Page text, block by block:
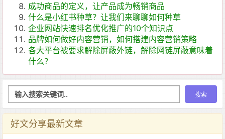
成功商品的定义，让产品成为畅销商品
什么是小红书种草？让我们来聊聊如何种草
企业网站快速排名优化推广的10个知识点
品牌如何做好内容营销，如何搭建内容营销策略
各大平台被要求解除屏蔽外链，解除网链屏蔽意味着
什么？
好文分享最新文章